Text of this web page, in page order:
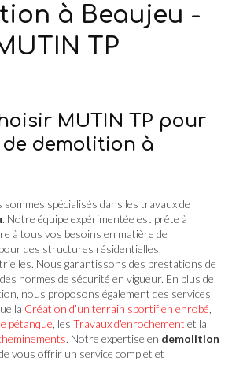
à Beaujeu -
TP
MUTIN TP pour
demolition à
sommes spécialisés dans les travaux de
. Notre équipe expérimentée est prête à
à tous vos besoins en matière de
des structures résidentielles,
Nous garantissons des prestations de
normes de sécurité en vigueur. En plus de
nous proposons également des services
la Création d’un terrain sportif en enrobé
pétanque , les Travaux d'enrochement et la
. Notre expertise en demolition
vous offrir un service complet et